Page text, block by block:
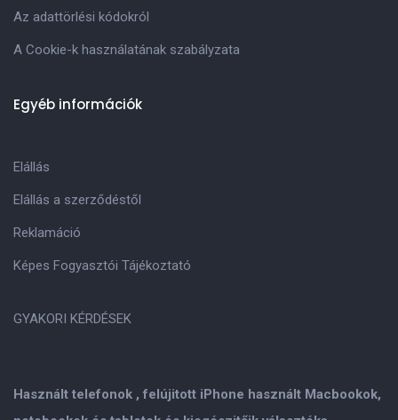
Használt telefonok , felújitott iPhone használt Macbookok,
Az adattörlési kódokról
A Cookie-k használatának szabályzata
Egyéb információk
Elállás
Elállás a szerződéstől
Reklamáció
Képes Fogyasztói Tájékoztató
GYAKORI KÉRDÉSEK